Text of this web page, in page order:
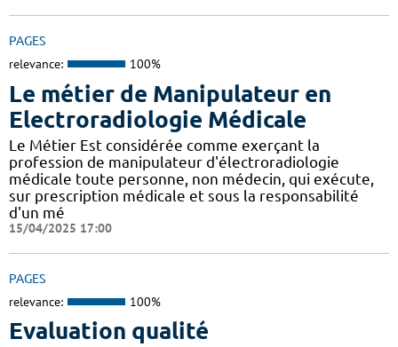
PAGES
relevance: 100%
Le métier de Manipulateur en
Electroradiologie Médicale
Le Métier Est considérée comme exerçant la
profession de manipulateur d'électroradiologie
médicale toute personne, non médecin, qui exécute,
sur prescription médicale et sous la responsabilité
d'un mé
15/04/2025 17:00
PAGES
relevance: 100%
Evaluation qualité